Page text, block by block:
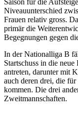
Niveauunterschied
Frauen relativ gross.
primär die
Begegnungen gegen
In der Nationalliga B
Startschuss in die
antreten, darunter mit
auch deren drei, die
kommen. Die drei
Zweitmannschaften.